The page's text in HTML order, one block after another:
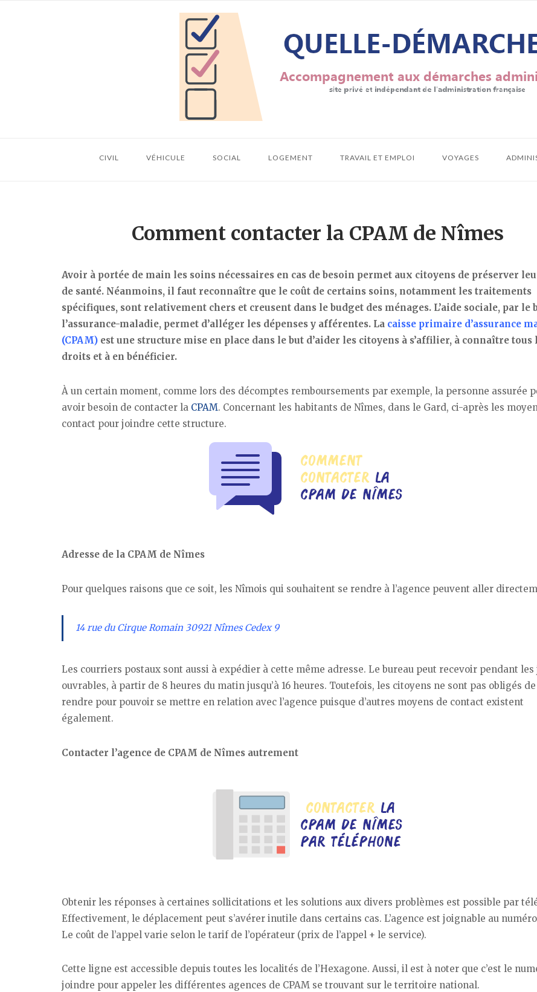
Home
CIVIL VÉHICULE SOCIAL LOGEMENT TRAVAIL ET EMPLOI VOYAGES
Comment contacter la CPAM de Nîmes
Avoir à portée de main les soins nécessaires en cas de besoin permet aux citoyens de préserver
de santé. Néanmoins, il faut reconnaître que le coût de certains soins, notamment les traitements
spécifiques, sont relativement chers et creusent dans le budget des ménages. L’aide sociale, par le
l’assurance-maladie, permet d’alléger les dépenses y afférentes. La caisse primaire d’assurance
(CPAM) est une structure mise en place dans le but d’aider les citoyens à s’affilier, à connaître tous
droits et à en bénéficier.
À un certain moment, comme lors des décomptes remboursements par exemple, la personne assurée
avoir besoin de contacter la CPAM. Concernant les habitants de Nîmes, dans le Gard, ci-après les
contact pour joindre cette structure.
Adresse de la CPAM de Nîmes
Pour quelques raisons que ce soit, les Nîmois qui souhaitent se rendre à l’agence peuvent aller
14 rue du Cirque Romain 30921 Nîmes Cedex 9
Les courriers postaux sont aussi à expédier à cette même adresse. Le bureau peut recevoir pendant les
ouvrables, à partir de 8 heures du matin jusqu’à 16 heures. Toutefois, les citoyens ne sont pas obligés de
rendre pour pouvoir se mettre en relation avec l’agence puisque d’autres moyens de contact existent
également.
Contacter l’agence de CPAM de Nîmes autrement
Obtenir les réponses à certaines sollicitations et les solutions aux divers problèmes est possible par
Effectivement, le déplacement peut s’avérer inutile dans certains cas. L’agence est joignable au numéro
Le coût de l’appel varie selon le tarif de l’opérateur (prix de l’appel + le service).
Cette ligne est accessible depuis toutes les localités de l’Hexagone. Aussi, il est à noter que c’est le
joindre pour appeler les différentes agences de CPAM se trouvant sur le territoire national.